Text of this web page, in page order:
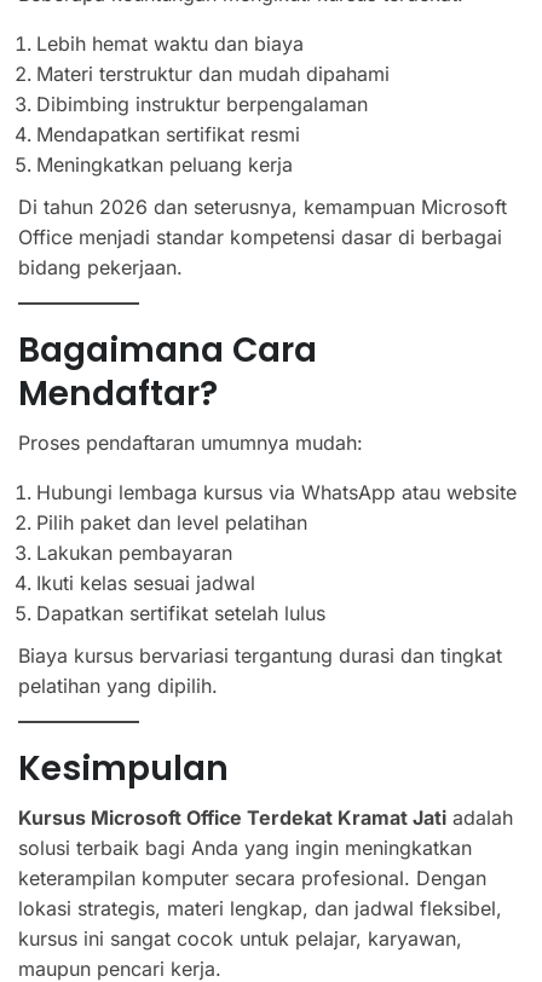
Lebih hemat waktu dan biaya
Materi terstruktur dan mudah dipahami
Dibimbing instruktur berpengalaman
Mendapatkan sertifikat resmi
Meningkatkan peluang kerja
Di tahun 2026 dan seterusnya, kemampuan Microsoft
Office menjadi standar kompetensi dasar di berbagai
bidang pekerjaan.
Bagaimana Cara
Mendaftar?
Proses pendaftaran umumnya mudah:
Hubungi lembaga kursus via WhatsApp atau website
Pilih paket dan level pelatihan
Lakukan pembayaran
Ikuti kelas sesuai jadwal
Dapatkan sertifikat setelah lulus
Biaya kursus bervariasi tergantung durasi dan tingkat
pelatihan yang dipilih.
Kesimpulan
Kursus Microsoft Office Terdekat Kramat Jati adalah
solusi terbaik bagi Anda yang ingin meningkatkan
keterampilan komputer secara profesional. Dengan
lokasi strategis, materi lengkap, dan jadwal fleksibel,
kursus ini sangat cocok untuk pelajar, karyawan,
maupun pencari kerja.